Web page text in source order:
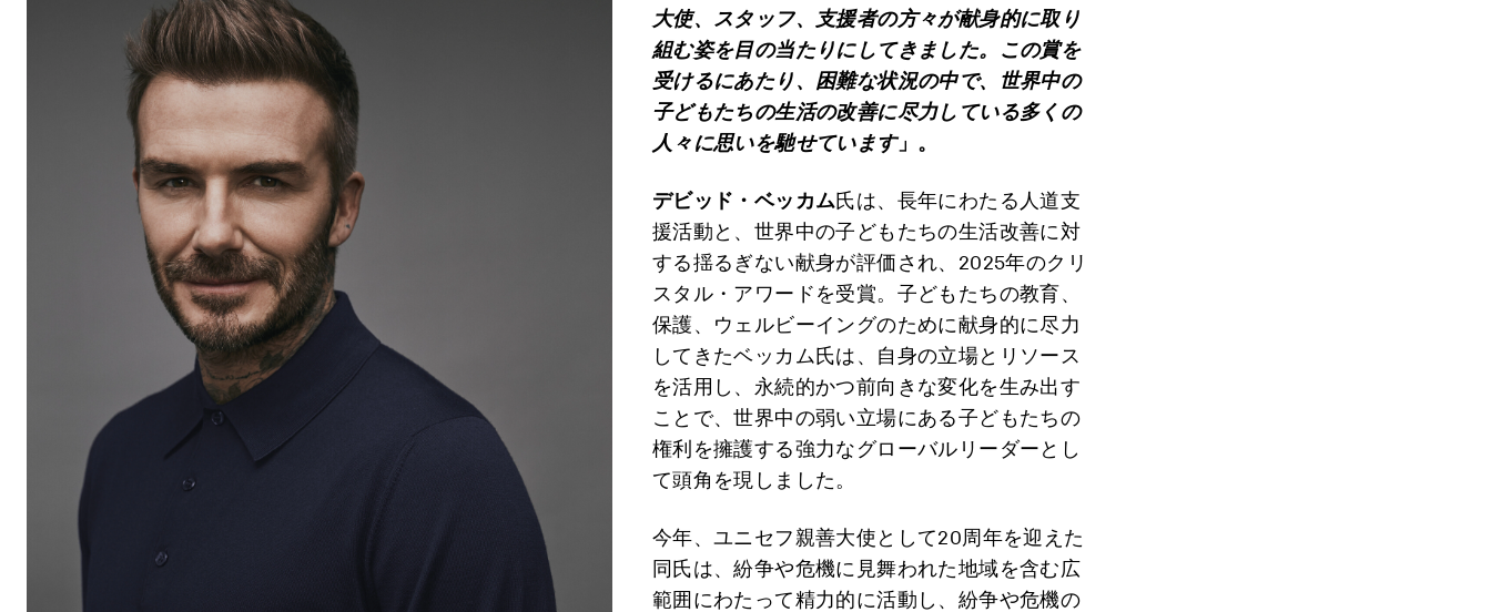
大使、スタッフ、支援者の方々が献身的に取り
組む姿を目の当たりにしてきました。この賞を
受けるにあたり、困難な状況の中で、世界中の
子どもたちの生活の改善に尽力している多くの
人々に思いを馳せています」。
デビッド・ベッカム氏は、長年にわたる人道支
援活動と、世界中の子どもたちの生活改善に対
する揺るぎない献身が評価され、2025年のクリ
スタル・アワードを受賞。子どもたちの教育、
保護、ウェルビーイングのために献身的に尽力
してきたベッカム氏は、自身の立場とリソース
を活用し、永続的かつ前向きな変化を生み出す
ことで、世界中の弱い立場にある子どもたちの
権利を擁護する強力なグローバルリーダーとし
て頭角を現しました。
今年、ユニセフ親善大使として20周年を迎えた
同氏は、紛争や危機に見舞われた地域を含む広
範囲にわたって精力的に活動し、紛争や危機の